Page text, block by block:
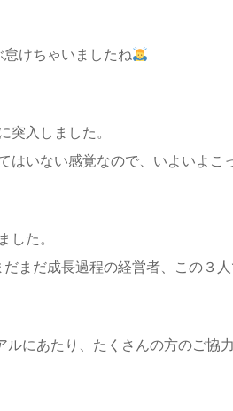
けちゃいましたね
突入しました。
はいない感覚なので、いよいよこ
した。
まだ成長過程の経営者、この３
にあたり、たくさんの方のご協